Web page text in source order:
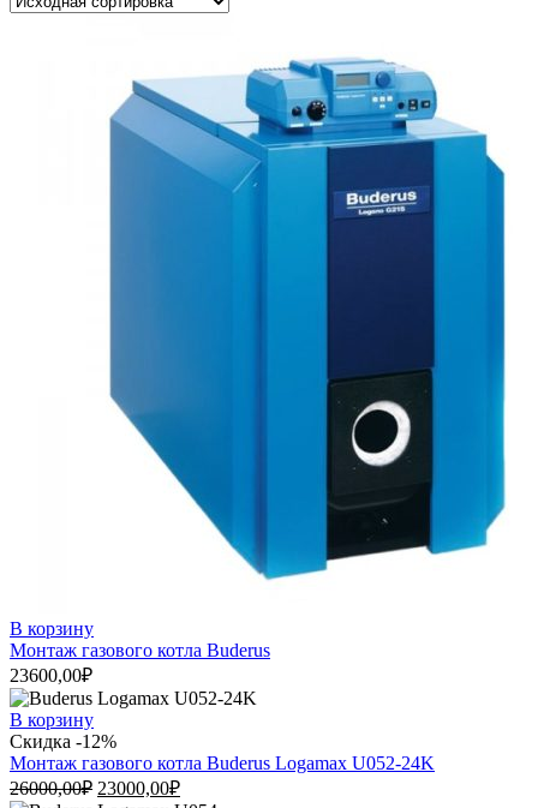
В корзину
Монтаж газового котла Buderus
23600,00₽
В корзину
Скидка -12%
Монтаж газового котла Buderus Logamax U052-24K
26000,00₽ 23000,00₽